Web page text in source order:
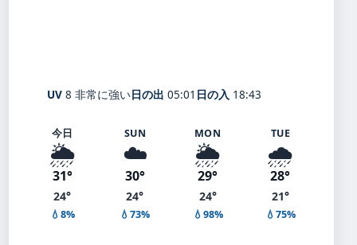
UV 8 非常に強い日の出 05:01 日の入 18:43
今日
🌦️
31°
24°
💧8%
SUN
☁️
30°
24°
💧73%
MON
🌦️
29°
24°
💧98%
TUE
🌧️
28°
21°
💧75%